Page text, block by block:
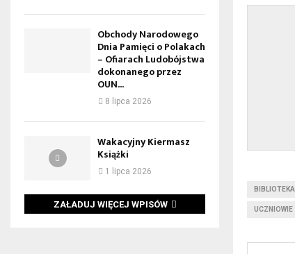
BIBLIOTEKA
UCZNIOWIE
Obchody Narodowego
Dnia Pamięci o Polakach
– Ofiarach Ludobójstwa
dokonanego przez
OUN...
8 lipca 2026
Wakacyjny Kiermasz
Książki
1 lipca 2026
ZAŁADUJ WIĘCEJ WPISÓW